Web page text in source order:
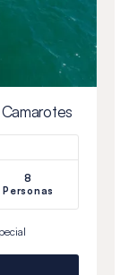
8
Personas